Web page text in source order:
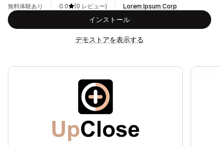
無料体験あり
0.0
(0 レビュー)
Lorem Ipsum Corp
インストール
デモストアを表示する